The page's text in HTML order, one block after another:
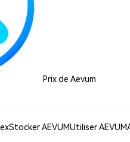
Prix de Aevum
Stocker AEVUMUtiliser AEVUM